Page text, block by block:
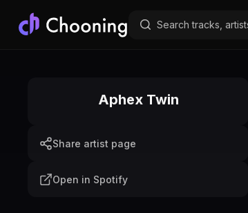
Aphex Twin
Share artist page
Open in Spotify